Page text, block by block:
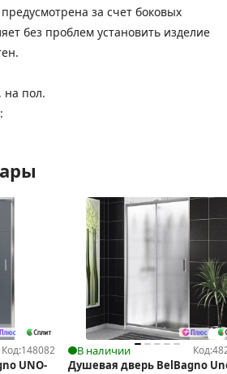
за счет боковых
без проблем установить изделие
на пол.
Код:148082
UNO-
В наличии Код:
Душевая дверь BelBagno